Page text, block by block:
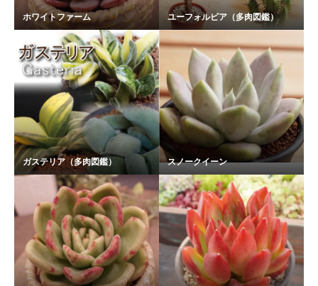
ホワイトファーム ユーフォルビア（多肉図鑑）
ガステリア（多肉図鑑） スノークイーン